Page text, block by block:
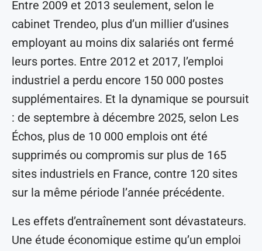
Entre 2009 et 2013 seulement, selon le
cabinet Trendeo, plus d’un millier d’usines
employant au moins dix salariés ont fermé
leurs portes. Entre 2012 et 2017, l’emploi
industriel a perdu encore 150 000 postes
supplémentaires. Et la dynamique se poursuit
: de septembre à décembre 2025, selon Les
Échos, plus de 10 000 emplois ont été
supprimés ou compromis sur plus de 165
sites industriels en France, contre 120 sites
sur la même période l’année précédente.
Les effets d’entraînement sont dévastateurs.
Une étude économique estime qu’un emploi